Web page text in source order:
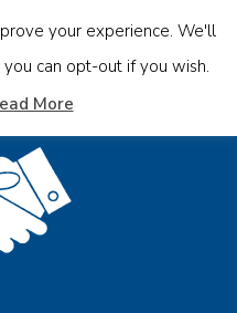
your experience. We'll
can opt-out if you wish.
More